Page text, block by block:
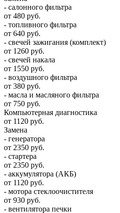
- салонного фильтра
от 480 руб.
- топливного фильтра
от 640 руб.
- свечей зажигания (комплект)
от 1260 руб.
- свечей накала
от 1550 руб.
- воздушного фильтра
от 380 руб.
- масла и масляного фильтра
от 750 руб.
Компьютерная диагностика
от 1120 руб.
Замена
- генератора
от 2350 руб.
- стартера
от 2350 руб.
- аккумулятора (АКБ)
от 1120 руб.
- мотора стеклоочистителя
от 930 руб.
- вентилятора печки